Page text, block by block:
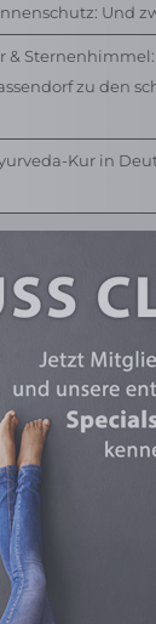
Und
&
zu den
Kur in